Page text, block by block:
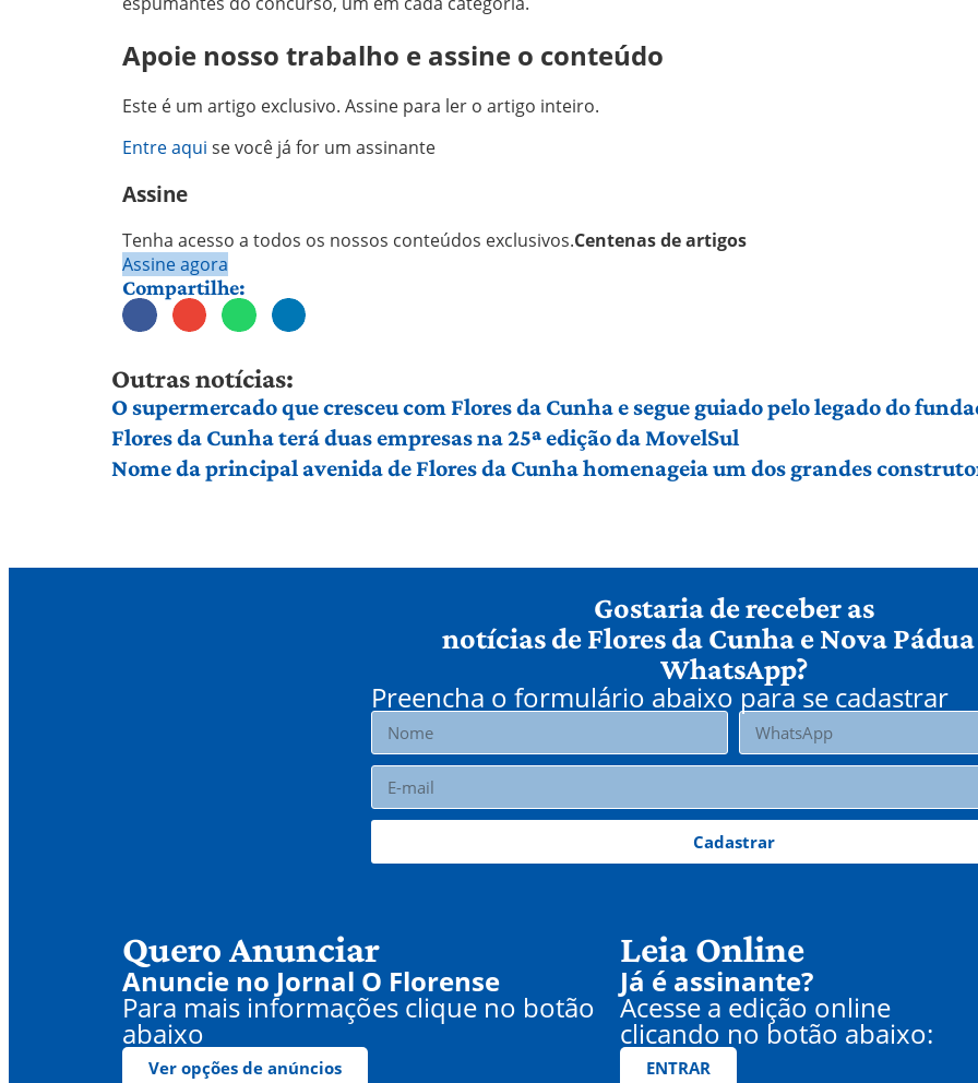
Apoie nosso trabalho e assine o conteúdo
Este é um artigo exclusivo. Assine para ler o artigo inteiro.
Entre aqui se você já for um assinante
Assine
Tenha acesso a todos os nossos conteúdos exclusivos.Centenas de artigos
Assine agora
Compartilhe:
Outras notícias:
O supermercado que cresceu com Flores da Cunha e segue guiado pelo legado do
Flores da Cunha terá duas empresas na 25ª edição da MovelSul
Nome da principal avenida de Flores da Cunha homenageia um dos grandes
Gostaria de receber as
notícias de Flores da Cunha e Nova
WhatsApp?
Preencha o formulário abaixo para se cadastrar
Cadastrar
Quero Anunciar
Anuncie no Jornal O Florense
Para mais informações clique no botão
abaixo
Ver opções de anúncios
Leia Online
Já é assinante?
Acesse a edição online
clicando no botão abaixo:
ENTRAR